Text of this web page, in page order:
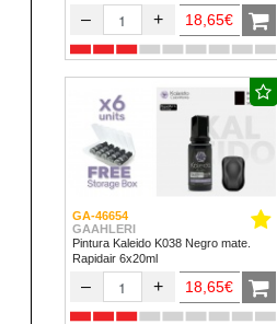
– + 18,65€
GA-46654
GAAHLERI
Pintura Kaleido K038 Negro mate.
Rapidair 6x20ml
– + 18,65€